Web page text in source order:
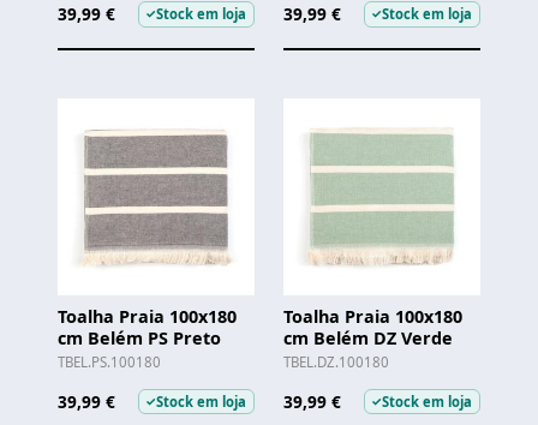
39,99 € ✓Stock em loja 39,99 € ✓Stock em loja
Toalha Praia 100x180
cm Belém PS Preto
TBEL.PS.100180
39,99 € ✓Stock em loja
Toalha Praia 100x180
cm Belém DZ Verde
TBEL.DZ.100180
39,99 € ✓Stock em loja